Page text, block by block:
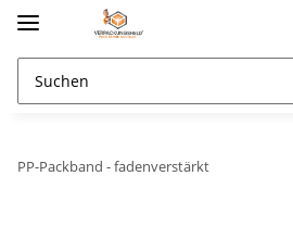
PP-Packband - fadenverstärkt